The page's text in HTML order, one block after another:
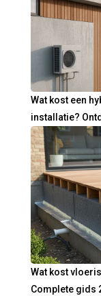
Wat kost een
installatie?
Wat kost
Complete gids